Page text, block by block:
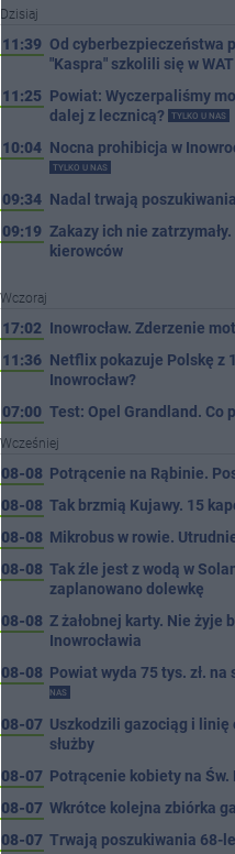
Dzisiaj
11:39 Od cyberbezpieczeństwa
"Kaspra" szkolili się w WAT
11:25 Powiat: Wyczerpaliśmy
dalej z lecznicą?
TYLKO U NAS
10:04 Nocna prohibicja w
TYLKO U NAS
09:34 Nadal trwają
09:19 Zakazy ich nie
kierowców
Wczoraj
17:02 Inowrocław. Zderzenie
11:36 Netflix pokazuje Polskę z
Inowrocław?
07:00 Test: Opel Grandland. Co
Wcześniej
08-08 Potrącenie na Rąbinie.
08-08 Tak brzmią Kujawy. 15
08-08 Mikrobus w rowie.
08-08 Tak źle jest z wodą w
zaplanowano dolewkę
08-08 Z żałobnej karty. Nie żyje
Inowrocławia
08-08 Powiat wyda 75 tys. zł.
NAS
08-07 Uszkodzili gazociąg i linię
służby
08-07 Potrącenie kobiety na Św.
08-07 Wkrótce kolejna zbiórka
08-07 Trwają poszukiwania 68-